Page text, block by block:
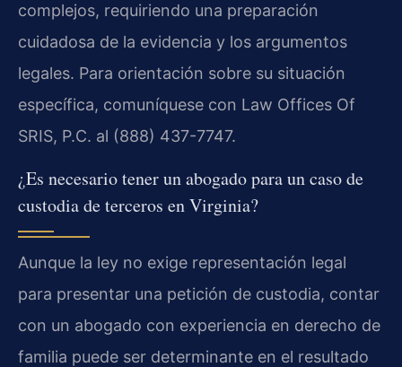
complejos, requiriendo una preparación
cuidadosa de la evidencia y los argumentos
legales. Para orientación sobre su situación
específica, comuníquese con Law Offices Of
SRIS, P.C. al (888) 437-7747.
¿Es necesario tener un abogado para un caso de
custodia de terceros en Virginia?
Aunque la ley no exige representación legal
para presentar una petición de custodia, contar
con un abogado con experiencia en derecho de
familia puede ser determinante en el resultado